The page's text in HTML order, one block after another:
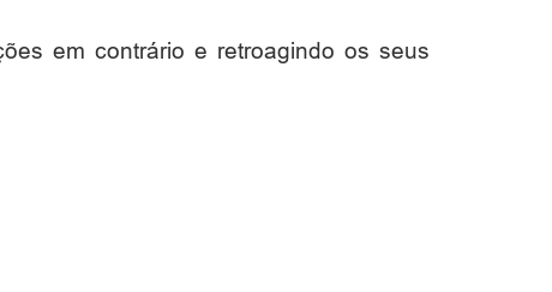
em contrário e retroagindo os seus